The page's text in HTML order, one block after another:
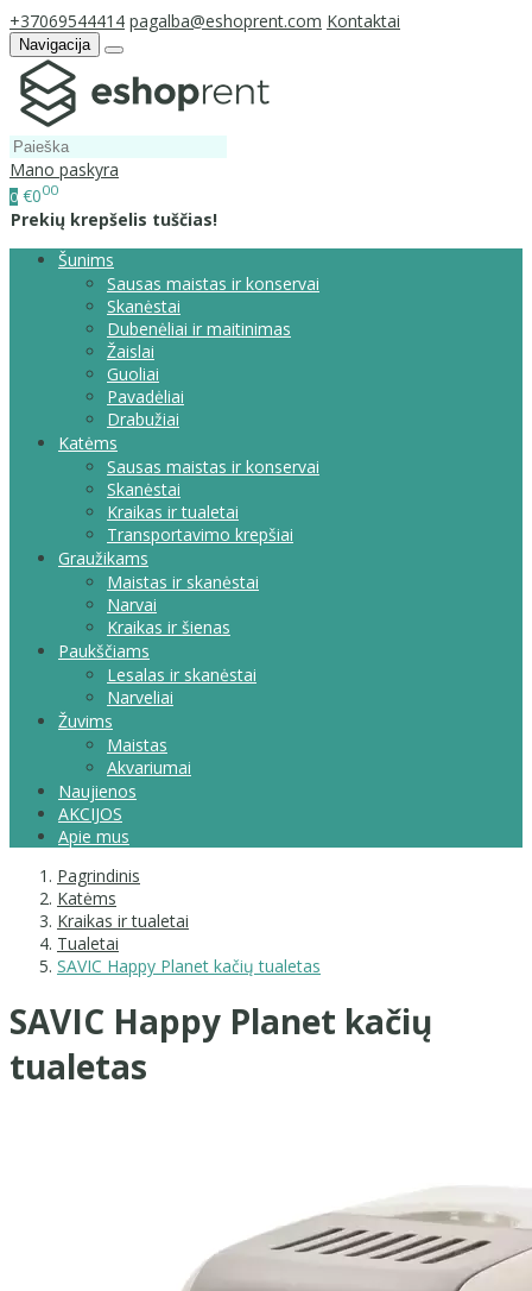
+37069544414 pagalba@eshoprent.com Kontaktai
Navigacija
Mano paskyra
0 €000
Prekių krepšelis tuščias!
Šunims
Sausas maistas ir konservai
Skanėstai
Dubenėliai ir maitinimas
Žaislai
Guoliai
Pavadėliai
Drabužiai
Katėms
Sausas maistas ir konservai
Skanėstai
Kraikas ir tualetai
Transportavimo krepšiai
Graužikams
Maistas ir skanėstai
Narvai
Kraikas ir šienas
Paukščiams
Lesalas ir skanėstai
Narveliai
Žuvims
Maistas
Akvariumai
Naujienos
AKCIJOS
Apie mus
Pagrindinis
Katėms
Kraikas ir tualetai
Tualetai
SAVIC Happy Planet kačių tualetas
SAVIC Happy Planet kačių
tualetas